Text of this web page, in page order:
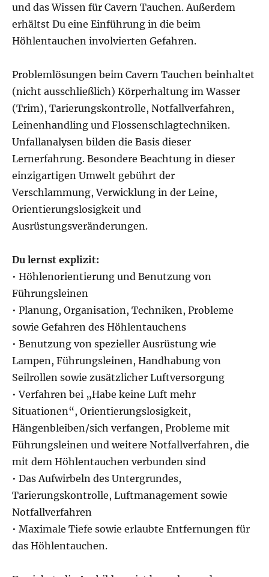
und das Wissen für Cavern Tauchen. Außerdem
erhältst Du eine Einführung in die beim
Höhlentauchen involvierten Gefahren.
Problemlösungen beim Cavern Tauchen beinhaltet
(nicht ausschließlich) Körperhaltung im Wasser
(Trim), Tarierungskontrolle, Notfallverfahren,
Leinenhandling und Flossenschlagtechniken.
Unfallanalysen bilden die Basis dieser
Lernerfahrung. Besondere Beachtung in dieser
einzigartigen Umwelt gebührt der
Verschlammung, Verwicklung in der Leine,
Orientierungslosigkeit und
Ausrüstungsveränderungen.
Du lernst explizit:
• Höhlenorientierung und Benutzung von
Führungsleinen
• Planung, Organisation, Techniken, Probleme
sowie Gefahren des Höhlentauchens
• Benutzung von spezieller Ausrüstung wie
Lampen, Führungsleinen, Handhabung von
Seilrollen sowie zusätzlicher Luftversorgung
• Verfahren bei „Habe keine Luft mehr
Situationen“, Orientierungslosigkeit,
Hängenbleiben/sich verfangen, Probleme mit
Führungsleinen und weitere Notfallverfahren, die
mit dem Höhlentauchen verbunden sind
• Das Aufwirbeln des Untergrundes,
Tarierungskontrolle, Luftmanagement sowie
Notfallverfahren
• Maximale Tiefe sowie erlaubte Entfernungen für
das Höhlentauchen.